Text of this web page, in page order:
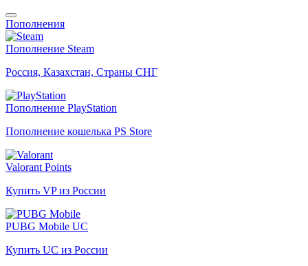
Пополнения
Пополнение Steam
Россия, Казахстан, Страны СНГ
Пополнение PlayStation
Пополнение кошелька PS Store
Valorant Points
Купить VP из России
PUBG Mobile UC
Купить UC из России